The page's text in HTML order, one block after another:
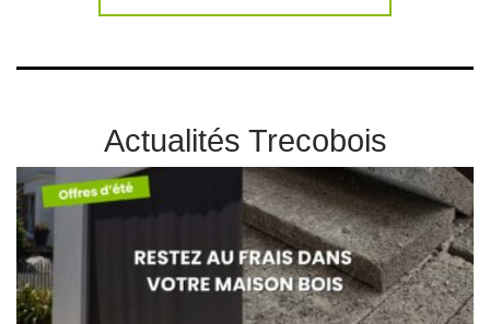
Actualités Trecobois